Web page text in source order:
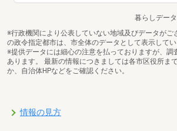
暮らしデータ
※行政機関により公表していない地域及びデータがご
の政令指定都市は、市全体のデータとして表示してい
※提供データには細心の注意を払っておりますが、調
あります。 最新の情報につきましては各市区役所ま
か、自治体HPなどをご確認ください。
情報の見方